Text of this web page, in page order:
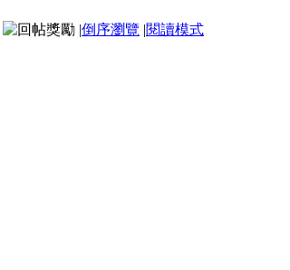
|倒序瀏覽 |閱讀模式